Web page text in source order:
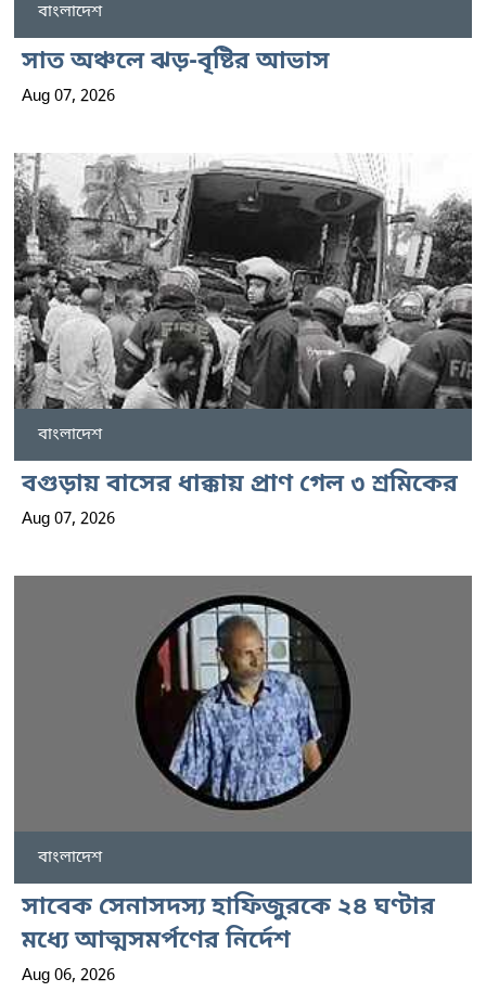
বাংলাদেশ
সাত অঞ্চলে ঝড়-বৃষ্টির আভাস
Aug 07, 2026
বাংলাদেশ
বগুড়ায় বাসের ধাক্কায় প্রাণ গেল ৩ শ্রমিকের
Aug 07, 2026
বাংলাদেশ
সাবেক সেনাসদস্য হাফিজুরকে ২৪ ঘণ্টার
মধ্যে আত্মসমর্পণের নির্দেশ
Aug 06, 2026